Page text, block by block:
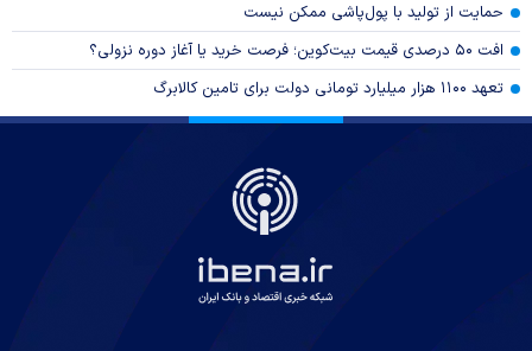
حمایت از تولید با پول‌پاشی ممکن نیست
افت ۵۰ درصدی قیمت بیت‌کوین؛ فرصت خرید یا آغاز دوره نزولی؟
تعهد ۱۱۰۰ هزار میلیارد تومانی دولت برای تامین کالابرگ